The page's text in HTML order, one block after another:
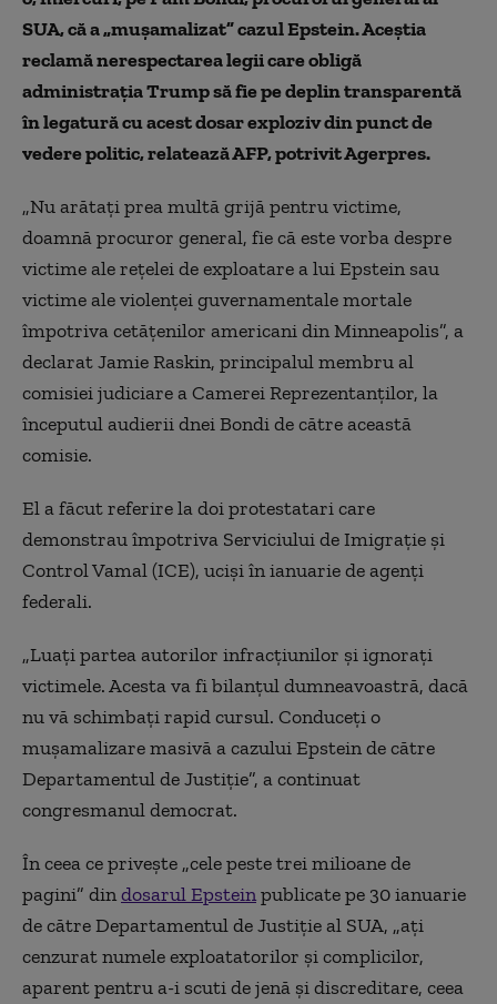
SUA, că a „muşamalizat” cazul Epstein. Aceștia
reclamă nerespectarea legii care obligă
administraţia Trump să fie pe deplin transparentă
în legatură cu acest dosar exploziv din punct de
vedere politic, relatează AFP, potrivit Agerpres.
„Nu arătaţi prea multă grijă pentru victime,
doamnă procuror general, fie că este vorba despre
victime ale reţelei de exploatare a lui Epstein sau
victime ale violenţei guvernamentale mortale
împotriva cetăţenilor americani din Minneapolis”, a
declarat Jamie Raskin, principalul membru al
comisiei judiciare a Camerei Reprezentanţilor, la
începutul audierii dnei Bondi de către această
comisie.
El a făcut referire la doi protestatari care
demonstrau împotriva Serviciului de Imigraţie şi
Control Vamal (ICE), ucişi în ianuarie de agenţi
federali.
„Luaţi partea autorilor infracţiunilor şi ignoraţi
victimele. Acesta va fi bilanţul dumneavoastră, dacă
nu vă schimbaţi rapid cursul. Conduceţi o
muşamalizare masivă a cazului Epstein de către
Departamentul de Justiţie”, a continuat
congresmanul democrat.
În ceea ce priveşte „cele peste trei milioane de
pagini” dindosarul Epsteinpublicate pe 30 ianuarie
de către Departamentul de Justiţie al SUA, „aţi
cenzurat numele exploatatorilor şi complicilor,
aparent pentru a-i scuti de jenă şi discreditare, ceea